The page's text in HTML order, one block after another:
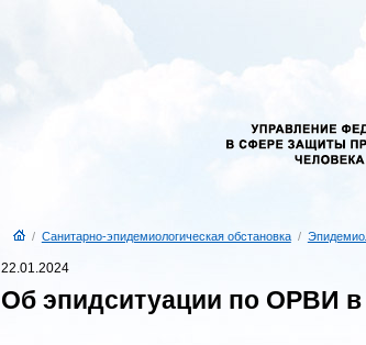
/ Санитарно-эпидемиологическая обстановка/
22.01.2024
Об эпидситуации по ОРВИ в